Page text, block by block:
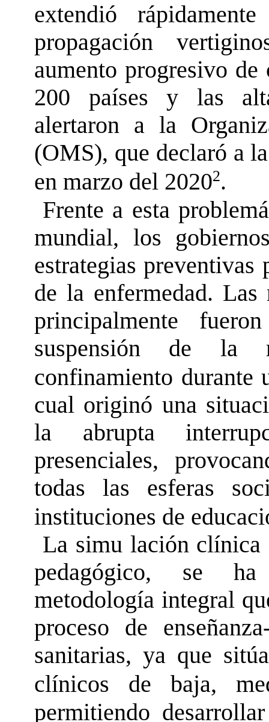
extendió
propagación
aumento progresivo de
200 países y las
alertaron a la
(OMS), que declaró a
en marzo del 20202.
Frente a esta
mundial, los
estrategias
de la enfermedad. Las
principalmente
suspensión de la
confinamiento durante
cual originó una
la abrupta
presenciales,
todas las esferas
instituciones de
La simu lación clínica
pedagógico, se
metodología integral
proceso de
sanitarias, ya que
clínicos de baja,
permitiendo